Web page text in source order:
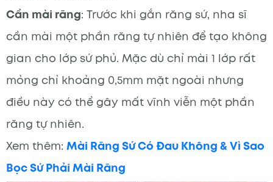
Cần mài răng: Trước khi gắn răng sứ, nha sĩ
cần mài một phần răng tự nhiên để tạo không
gian cho lớp sứ phủ. Mặc dù chỉ mài 1 lớp rất
mỏng chỉ khoảng 0,5mm mặt ngoài nhưng
điều này có thể gây mất vĩnh viễn một phần
răng tự nhiên.
Xem thêm: Mài Răng Sứ Có Đau Không & Vì Sao
Bọc Sứ Phải Mài Răng